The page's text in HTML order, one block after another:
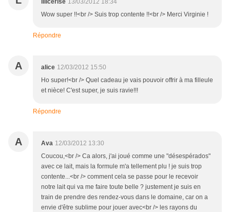
lilicerise 13/03/2012 18:34
Wow super !!<br /> Suis trop contente !!<br /> Merci Virginie !
Répondre
A alice 12/03/2012 15:50
Ho super!<br /> Quel cadeau je vais pouvoir offrir à ma filleule
et nièce! C'est super, je suis ravie!!!
Répondre
A Ava 12/03/2012 13:30
Coucou,<br /> Ca alors, j'ai joué comme une "désespérados"
avec ce lait, mais la formule m'a tellement plu ! je suis trop
contente...<br /> comment cela se passe pour le recevoir
notre lait qui va me faire toute belle ? justement je suis en
train de prendre des rendez-vous dans le domaine, car on a
envie d'être sublime pour jouer avec<br /> les rayons du